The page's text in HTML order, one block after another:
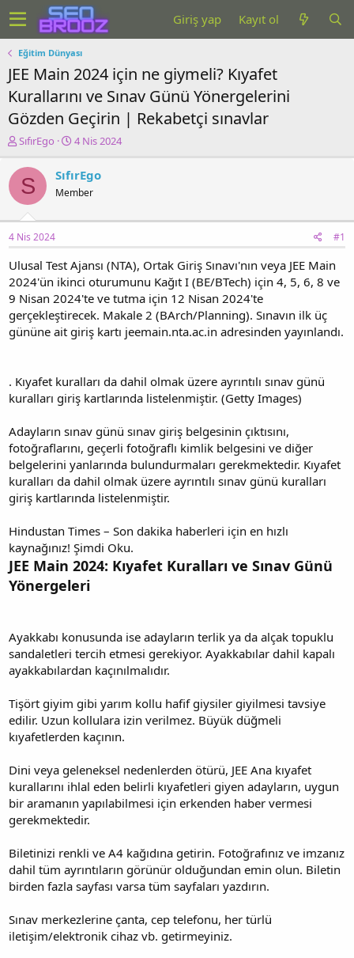
Giriş yap Kayıt ol
Eğitim Dünyası
JEE Main 2024 için ne giymeli? Kıyafet
Kurallarını ve Sınav Günü Yönergelerini
Gözden Geçirin | Rekabetçi sınavlar
K
n
u
y
b
a
l
a
t
a
n
SıfırEgo
B
l
a
g
t
a
r
i
h
i
4 Nis 2024
S SıfırEgo
Member
4 Nis 2024 #1
Ulusal Test Ajansı (NTA), Ortak Giriş Sınavı'nın veya JEE Main
2024'ün ikinci oturumunu Kağıt I (BE/BTech) için 4, 5, 6, 8 ve
9 Nisan 2024'te ve tutma için 12 Nisan 2024'te
gerçekleştirecek. Makale 2 (BArch/Planning). Sınavın ilk üç
gününe ait giriş kartı jeemain.nta.ac.in adresinden yayınlandı.
. Kıyafet kuralları da dahil olmak üzere ayrıntılı sınav günü
kuralları giriş kartlarında listelenmiştir. (Getty Images)
Adayların sınav günü sınav giriş belgesinin çıktısını,
fotoğraflarını, geçerli fotoğraflı kimlik belgesini ve diğer
belgelerini yanlarında bulundurmaları gerekmektedir. Kıyafet
kuralları da dahil olmak üzere ayrıntılı sınav günü kuralları
giriş kartlarında listelenmiştir.
Hindustan Times – Son dakika haberleri için en hızlı
kaynağınız! Şimdi Oku.
JEE Main 2024: Kıyafet Kuralları ve Sınav Günü
Yönergeleri
Ayakkabı konusunda ise adayların terlik ya da alçak topuklu
sandaletleri tercih etmesi gerekiyor. Ayakkabılar dahil kapalı
ayakkabılardan kaçınılmalıdır.
Tişört giyim gibi yarım kollu hafif giysiler giyilmesi tavsiye
edilir. Uzun kollulara izin verilmez. Büyük düğmeli
kıyafetlerden kaçının.
Dini veya geleneksel nedenlerden ötürü, JEE Ana kıyafet
kurallarını ihlal eden belirli kıyafetleri giyen adayların, uygun
bir aramanın yapılabilmesi için erkenden haber vermesi
gerekmektedir.
Biletinizi renkli ve A4 kağıdına getirin. Fotoğrafınız ve imzanız
dahil tüm ayrıntıların görünür olduğundan emin olun. Biletin
birden fazla sayfası varsa tüm sayfaları yazdırın.
Sınav merkezlerine çanta, cep telefonu, her türlü
iletişim/elektronik cihaz vb. getirmeyiniz.